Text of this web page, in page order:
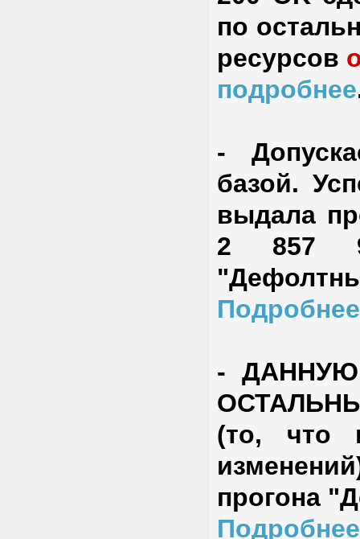
по
ресурсов
подробнее
-
базой.
выдала
2 857
Подробнее
-
(то, что
прогона
Подробнее